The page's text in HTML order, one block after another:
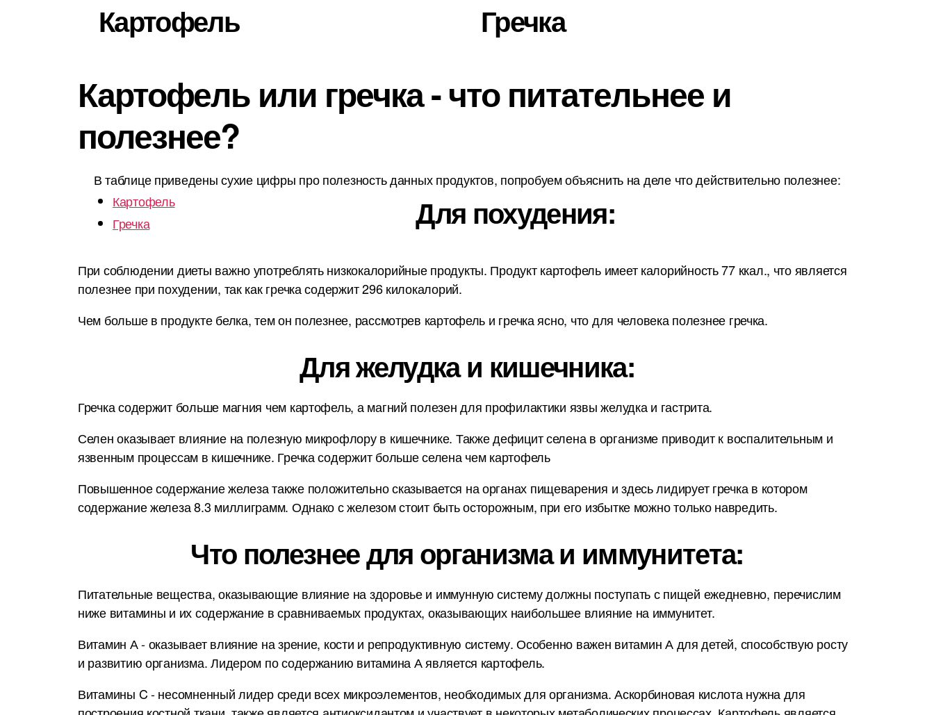
Картофель Гречка
Картофель или гречка - что питательнее и
полезнее?
В таблице приведены сухие цифры про полезность данных продуктов, попробуем объяснить на деле что действительно полезнее:
Картофель
Гречка
Для похудения:
При соблюдении диеты важно употреблять низкокалорийные продукты. Продукт картофель имеет калорийность 77 ккал., что является
полезнее при похудении, так как гречка содержит 296 килокалорий.
Чем больше в продукте белка, тем он полезнее, рассмотрев картофель и гречка ясно, что для человека полезнее гречка.
Для желудка и кишечника:
Гречка содержит больше магния чем картофель, а магний полезен для профилактики язвы желудка и гастрита.
Селен оказывает влияние на полезную микрофлору в кишечнике. Также дефицит селена в организме приводит к воспалительным и
язвенным процессам в кишечнике. Гречка содержит больше селена чем картофель
Повышенное содержание железа также положительно сказывается на органах пищеварения и здесь лидирует гречка в котором
содержание железа 8.3 миллиграмм. Однако с железом стоит быть осторожным, при его избытке можно только навредить.
Что полезнее для организма и иммунитета:
Питательные вещества, оказывающие влияние на здоровье и иммунную систему должны поступать с пищей ежедневно, перечислим
ниже витамины и их содержание в сравниваемых продуктах, оказывающих наибольшее влияние на иммунитет.
Витамин А - оказывает влияние на зрение, кости и репродуктивную систему. Особенно важен витамин А для детей, способствую росту
и развитию организма. Лидером по содержанию витамина А является картофель.
Витамины C - несомненный лидер среди всех микроэлементов, необходимых для организма. Аскорбиновая кислота нужна для